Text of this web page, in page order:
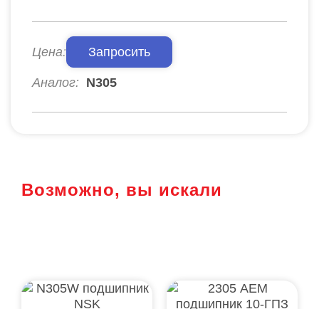
Цена: Запросить
Аналог: N305
Возможно, вы искали